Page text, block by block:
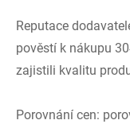
Reputace
pověstí k nákupu
zajistili kvalitu
Porovnání cen: